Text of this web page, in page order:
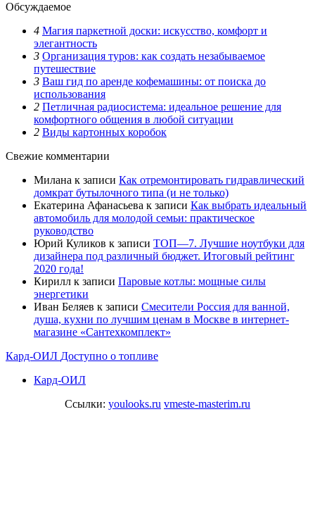
Обсуждаемое
4 Магия паркетной доски: искусство, комфорт и
элегантность
3 Организация туров: как создать незабываемое
путешествие
3 Ваш гид по аренде кофемашины: от поиска до
использования
2 Петличная радиосистема: идеальное решение для
комфортного общения в любой ситуации
2 Виды картонных коробок
Свежие комментарии
Милана к записи Как отремонтировать гидравлический
домкрат бутылочного типа (и не только)
Екатерина Афанасьева к записи Как выбрать идеальный
автомобиль для молодой семьи: практическое
руководство
Юрий Куликов к записи ТОП—7. Лучшие ноутбуки для
дизайнера под различный бюджет. Итоговый рейтинг
2020 года!
Кирилл к записи Паровые котлы: мощные силы
энергетики
Иван Беляев к записи Cмесители Россия для ванной,
душа, кухни по лучшим ценам в Москве в интернет-
магазине «Сантехкомплект»
Кард-ОИЛ Доступно о топливе
Кард-ОИЛ
Ссылки: youlooks.ru vmeste-masterim.ru